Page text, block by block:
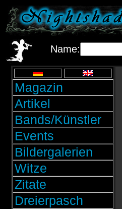
Name:
Magazin
Artikel
Bands/Künstler
Events
Bildergalerien
Witze
Zitate
Dreierpasch